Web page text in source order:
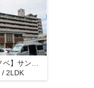
/ 2LDK